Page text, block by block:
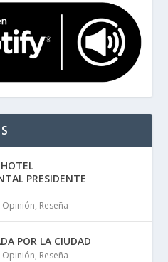
PRESIDENTE
Opinión, Reseña
POR LA CIUDAD
Opinión, Reseña